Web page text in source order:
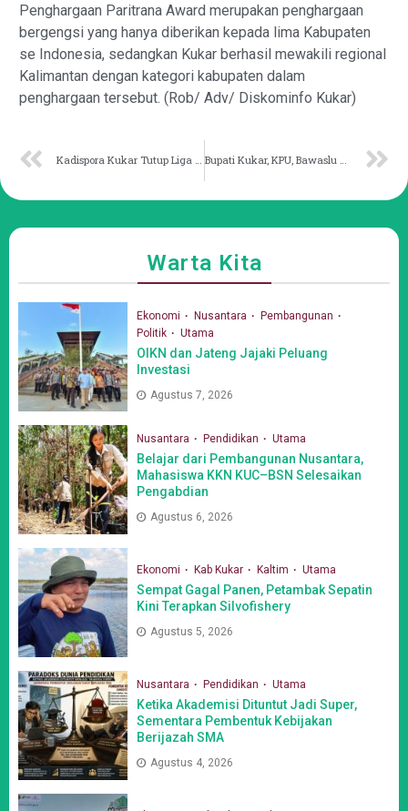
Penghargaan Paritrana Award merupakan penghargaan
bergengsi yang hanya diberikan kepada lima Kabupaten
se Indonesia, sedangkan Kukar berhasil mewakili regional
Kalimantan dengan kategori kabupaten dalam
penghargaan tersebut. (Rob/ Adv/ Diskominfo Kukar)
Kadispora Kukar Tutup Liga Santri 2023 Bupati Kukar, KPU, Bawaslu Tandatangani Naskah Belanja Hibah Pesta Demokrasi
Warta Kita
Ekonomi Nusantara
Pembangunan
Politik
Utama
OIKN dan Jateng Jajaki Peluang
Investasi
Agustus 7, 2026
Nusantara Pendidikan Utama
Belajar dari Pembangunan Nusantara,
Mahasiswa KKN KUC–BSN Selesaikan
Pengabdian
Agustus 6, 2026
Ekonomi Kab Kukar Kaltim Utama
Sempat Gagal Panen, Petambak Sepatin
Kini Terapkan Silvofishery
Agustus 5, 2026
Nusantara Pendidikan Utama
Ketika Akademisi Dituntut Jadi Super,
Sementara Pembentuk Kebijakan
Berijazah SMA
Agustus 4, 2026